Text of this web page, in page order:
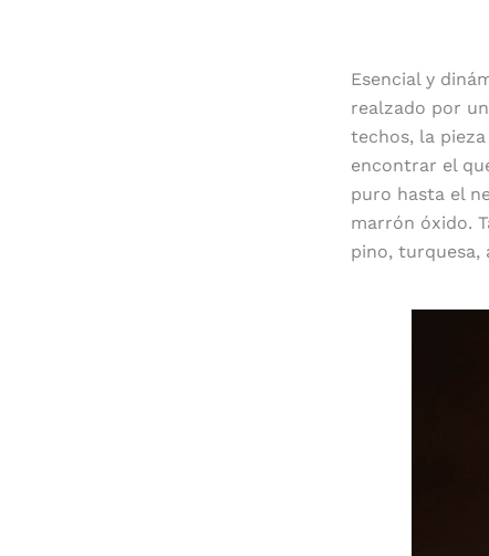
Esencial y
realzado por
techos, la
encontrar el
puro hasta el
marrón óxido.
pino, turquesa,